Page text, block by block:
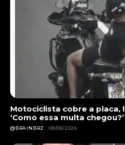
Motociclista cobre a placa,
‘Como essa multa
@BRAINBRZ 08/08/2026